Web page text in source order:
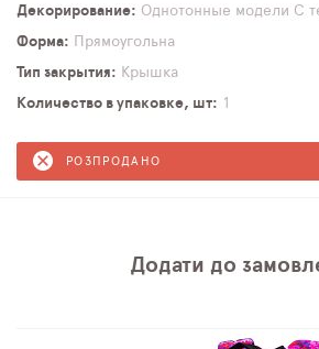
Декорирование
Однотонные модели С
Форма
Прямоугольна
Тип закрытия
Крышка
Количество в упаковке, шт
1
РОЗПРОДАНО
Додати до